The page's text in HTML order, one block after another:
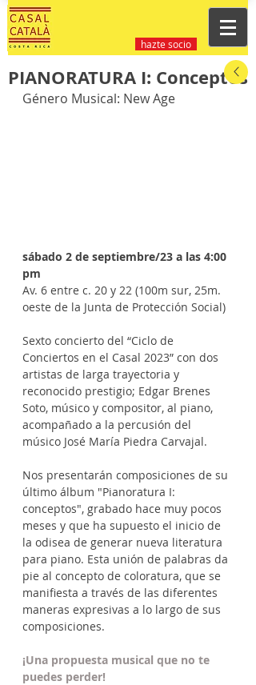
hazte socio
PIANORATURA I: Conceptos
Género Musical: New Age
sábado 2 de septiembre/23 a las 4:00
pm
Av. 6 entre c. 20 y 22 (100m sur, 25m.
oeste de la Junta de Protección Social)
Sexto concierto del “Ciclo de
Conciertos en el Casal 2023” con dos
artistas de larga trayectoria y
reconocido prestigio; Edgar Brenes
Soto, músico y compositor, al piano,
acompañado a la percusión del
músico José María Piedra Carvajal.
Nos presentarán composiciones de su
último álbum "Pianoratura I:
conceptos", grabado hace muy pocos
meses y que ha supuesto el inicio de
la odisea de generar nueva literatura
para piano. Esta unión de palabras da
pie al concepto de coloratura, que se
manifiesta a través de las diferentes
maneras expresivas a lo largo de sus
composiciones.
¡Una propuesta musical que no te
puedes perder!